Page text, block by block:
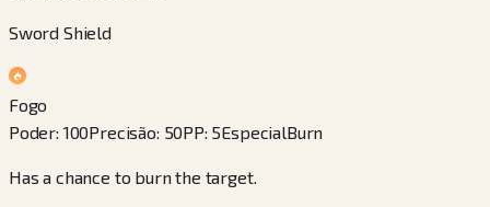
Sword Shield
Fogo
Poder: 100Precisão: 50PP: 5EspecialBurn
Has a chance to burn the target.